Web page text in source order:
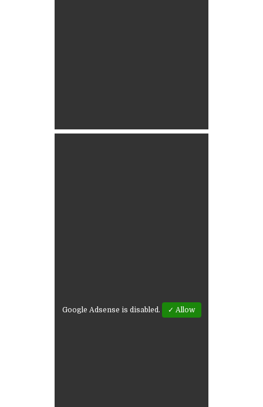
Google Adsense is disabled. ✓ Allow